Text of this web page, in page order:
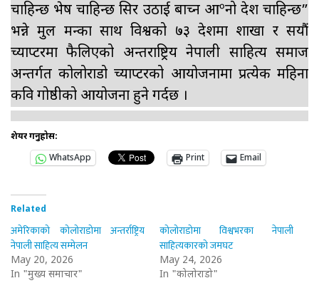
चाहिन्छ भेष चाहिन्छ सिर उठाई बाच्न आºनो देश चाहिन्छ”
भन्ने मुल मन्त्रका साथ विश्वको ७३ देशमा शाखा र सयौं
च्याप्टरमा फैलिएको अन्तराष्ट्रिय नेपाली साहित्य समाज
अन्तर्गत कोलोराडो च्याप्टरको आयोजनामा प्रत्येक महिना
कवि गोष्ठीको आयोजना हुने गर्दछ ।
शेयर गर्नुहोस:
WhatsApp
Print Email
Related
अमेरिकाको कोलोराडोमा अन्तर्राष्ट्रिय
नेपाली साहित्य सम्मेलन
May 20, 2026
In "मुख्य समाचार"
कोलोराडोमा विश्वभरका नेपाली
साहित्यकारको जमघट
May 24, 2026
In "कोलोराडो"